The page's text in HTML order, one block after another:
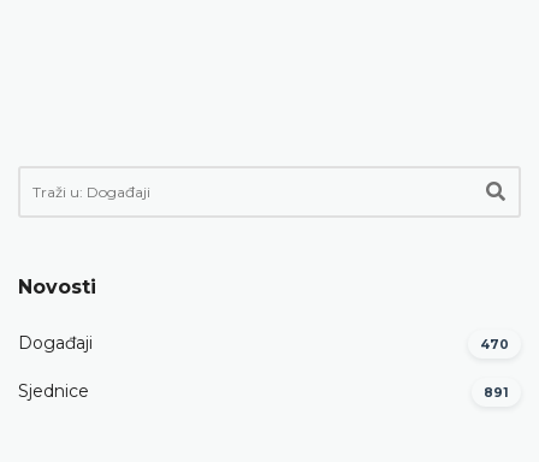
Novosti
Događaji 470
Sjednice 891